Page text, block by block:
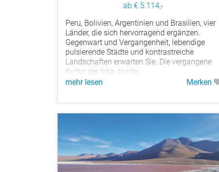
ab € 5.114,-
Peru, Bolivien, Argentinien und Brasilien, vier
Länder, die sich hervorragend ergänzen.
Gegenwart und Vergangenheit, lebendige
pulsierende Städte und kontrastreiche
Landschaften erwarten Sie. Die vergangene
Kultur der Inka, bunte...
mehr lesen
Merken